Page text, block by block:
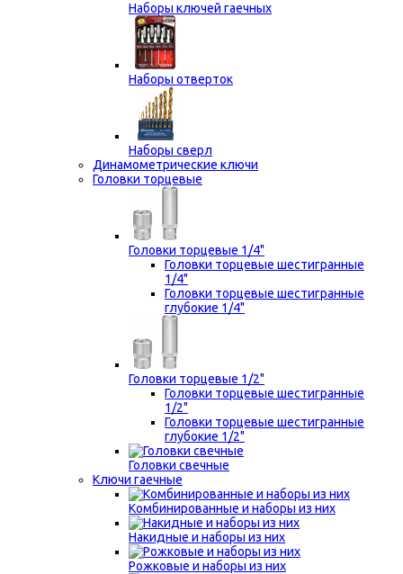
Наборы ключей гаечных
Наборы отверток
Наборы сверл
Динамометрические ключи
Головки торцевые
Головки торцевые 1/4"
Головки торцевые шестигранные
1/4"
Головки торцевые шестигранные
глубокие 1/4"
Головки торцевые 1/2"
Головки торцевые шестигранные
1/2"
Головки торцевые шестигранные
глубокие 1/2"
Головки свечные
Ключи гаечные
Комбинированные и наборы из них
Накидные и наборы из них
Рожковые и наборы из них